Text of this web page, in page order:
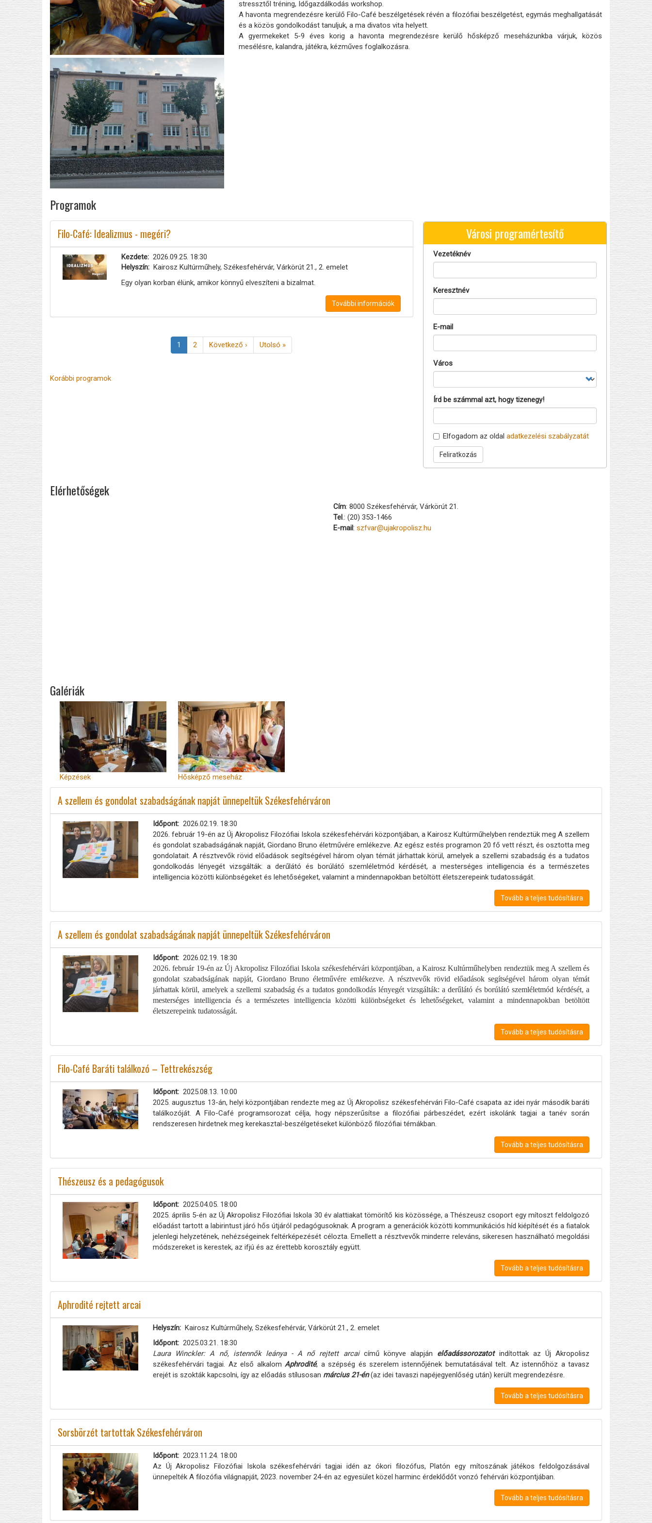
stressztől tréning, Időgazdálkodás workshop.
A havonta megrendezésre kerülő Filo-Café beszélgetések révén a filozófiai beszélgetést, egymás meghallgatását
és a közös gondolkodást tanuljuk, a ma divatos vita helyett.
A gyermekeket 5-9 éves korig a havonta megrendezésre kerülő hősképző meseházunkba várjuk, közös
mesélésre, kalandra, játékra, kézműves foglalkozásra.
Programok
Filo-Café: Idealizmus - megéri?
Kezdete
2026.09.25. 18:30
Helyszín
Kairosz Kultúrműhely, Székesfehérvár, Várkörút 21., 2. emelet
Egy olyan korban élünk, amikor könnyű elveszíteni a bizalmat.
További információk
Jelenlegi
oldal
1 Page
2
Következő
oldal
Következő ›
Utolsó
oldal
Utolsó »
Korábbi programok
Városi programértesítő
Vezetéknév
Keresztnév
E-mail
Város
Írd be számmal azt, hogy tizenegy!
Elfogadom az oldal adatkezelési szabályzatát
Feliratkozás
Elérhetőségek
Cím: 8000 Székesfehérvár, Várkörút 21.
Tel.: (20) 353-1466
E-mail: szfvar@ujakropolisz.hu
Galériák
Képzések Hősképző meseház
A szellem és gondolat szabadságának napját ünnepeltük Székesfehérváron
Időpont
2026.02.19. 18:30
2026. február 19-én az Új Akropolisz Filozófiai Iskola székesfehérvári központjában, a Kairosz Kultúrműhelyben rendeztük meg A szellem
és gondolat szabadságának napját, Giordano Bruno életművére emlékezve. Az egész estés programon 20 fő vett részt, és osztotta meg
gondolatait. A résztvevők rövid előadások segítségével három olyan témát járhattak körül, amelyek a szellemi szabadság és a tudatos
gondolkodás lényegét vizsgálták: a derűlátó és borúlátó szemléletmód kérdését, a mesterséges intelligencia és a természetes
intelligencia közötti különbségeket és lehetőségeket, valamint a mindennapokban betöltött életszerepeink tudatosságát.
Tovább a teljes tudósításra
A szellem és gondolat szabadságának napját ünnepeltük Székesfehérváron
Időpont 2026.02.19. 18:30
2026. február 19-én az Új Akropolisz Filozófiai Iskola székesfehérvári központjában, a Kairosz Kultúrműhelyben rendeztük meg A szellem és
gondolat szabadságának napját, Giordano Bruno életművére emlékezve. A résztvevők rövid előadások segítségével három olyan témát
járhattak körül, amelyek a szellemi szabadság és a tudatos gondolkodás lényegét vizsgálták: a derűlátó és borúlátó szemléletmód kérdését, a
mesterséges intelligencia és a természetes intelligencia közötti különbségeket és lehetőségeket, valamint a mindennapokban betöltött
életszerepeink tudatosságát.
Tovább a teljes tudósításra
Filo-Café Baráti találkozó – Tettrekészség
Időpont
2025.08.13. 10:00
2025. augusztus 13-án, helyi központjában rendezte meg az Új Akropolisz székesfehérvári Filo-Café csapata az idei nyár második baráti
találkozóját. A Filo-Café programsorozat célja, hogy népszerűsítse a filozófiai párbeszédet, ezért iskolánk tagjai a tanév során
rendszeresen hirdetnek meg kerekasztal-beszélgetéseket különböző filozófiai témákban.
Tovább a teljes tudósításra
Thészeusz és a pedagógusok
Időpont
2025.04.05. 18:00
2025. április 5-én az Új Akropolisz Filozófiai Iskola 30 év alattiakat tömörítő kis közössége, a Thészeusz csoport egy mítoszt feldolgozó
előadást tartott a labirintust járó hős útjáról pedagógusoknak. A program a generációk közötti kommunikációs híd kiépítését és a fiatalok
jelenlegi helyzetének, nehézségeinek feltérképezését célozta. Emellett a résztvevők minderre releváns, sikeresen használható megoldási
módszereket is kerestek, az ifjú és az érettebb korosztály együtt.
Tovább a teljes tudósításra
Aphrodité rejtett arcai
Helyszín
Kairosz Kultúrműhely, Székesfehérvár, Várkörút 21., 2. emelet
Időpont
2025.03.21. 18:30
Laura Winckler: A nő, istennők leánya - A nő rejtett arcai című könyve alapján előadássorozatot indítottak az Új Akropolisz
székesfehérvári tagjai. Az első alkalomAphrodité, a szépség és szerelem istennőjének bemutatásával telt. Az istennőhöz a tavasz
erejét is szokták kapcsolni, így az előadás stílusosan március 21-én(az idei tavaszi napéjegyenlőség után) került megrendezésre.
Tovább a teljes tudósításra
Sorsbörzét tartottak Székesfehérváron
Időpont
2023.11.24. 18:00
Az Új Akropolisz Filozófiai Iskola székesfehérvári tagjai idén az ókori filozófus, Platón egy mítoszának játékos feldolgozásával
ünnepelték A filozófia világnapját, 2023. november 24-én az egyesület közel harminc érdeklődőt vonzó fehérvári központjában.
Tovább a teljes tudósításra